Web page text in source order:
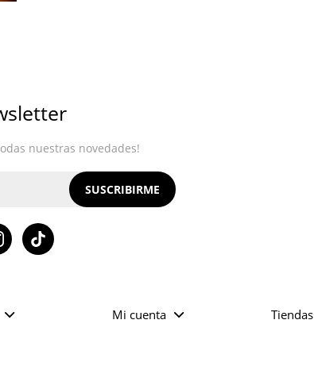
Mi cuenta Tiendas
nuestras novedades!
SUSCRIBIRME